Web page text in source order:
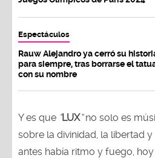
Espectáculos
Rauw Alejandro ya cerró su
para siempre, tras borrarse el
con su nombre
Y es que “LUX”no solo es
sobre la divinidad, la libertad
antes había ritmo y fuego,